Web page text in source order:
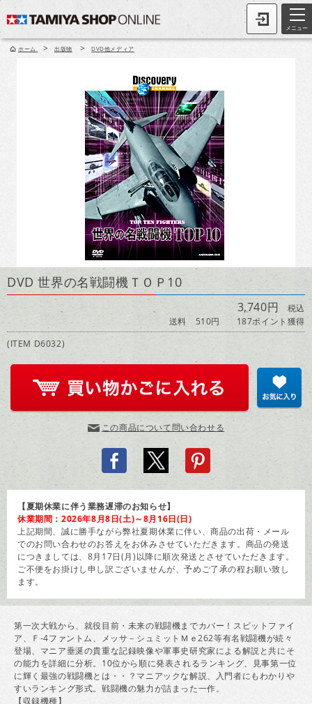
メニュー
ホーム > 出版物 > DVD他メディア
DVD 世界の名戦闘機ＴＯＰ10
3,740円 税込
送料 510円
187ポイント獲得
(ITEM D6032)
この商品について問い合わせる
【夏期休業に伴う業務遅滞のお知らせ】
休業期間：2026年8月8日(土)～8月16日(日)
上記期間、誠に勝手ながら弊社夏期休業に伴い、商品の出荷・メール
でのお問い合わせのお答えをお休みさせていただきます。商品の発送
につきましては、8月17日(月)以降に順次発送とさせていただきます。
ご不便をお掛けし申し訳ございませんが、予めご了承の程お願い致し
ます。
第一次大戦から、就役目前・未来の戦闘機までカバー！スピットファイ
ア、Ｆ-4ファントム、メッサ－シュミットＭｅ262等有名戦闘機が続々
登場、マニア垂涎の貴重な記録映像や軍事史研究家による解説と共にそ
の能力を詳細に分析。10位から順に発表されるランキング、見事第一位
に輝く最強の戦闘機とは・・？マニアックな解説、入門者にもわかりや
すいランキング形式。戦闘機の魅力が詰まった一作。
【収録機種】